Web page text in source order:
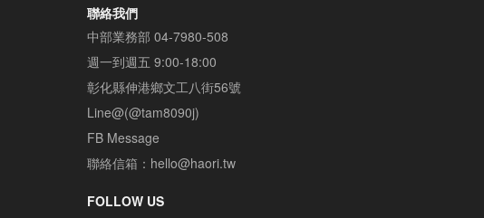
聯絡我們
中部業務部 04-7980-508
週一到週五 9:00-18:00
彰化縣伸港鄉文工八街56號
Line@(@tam8090j)
FB Message
聯絡信箱： hello@haori.tw
FOLLOW US